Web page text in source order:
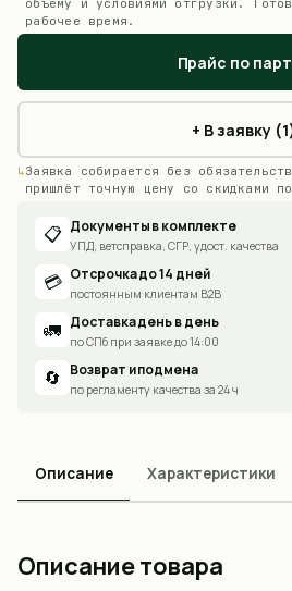
объёму и условиями отгрузки.
рабочее время.
Прайс по
+ В заявку
Заявка собирается без
пришлёт точную цену со скидками
📋 Документы в комплекте
УПД, ветсправка, СГР, удост. качества
💳 Отсрочка до 14 дней
постоянным клиентам B2B
🚛 Доставка день в день
по СПб при заявке до 14:00
🔄 Возврат и подмена
по регламенту качества за 24 ч
Описание Характеристики
Описание товара